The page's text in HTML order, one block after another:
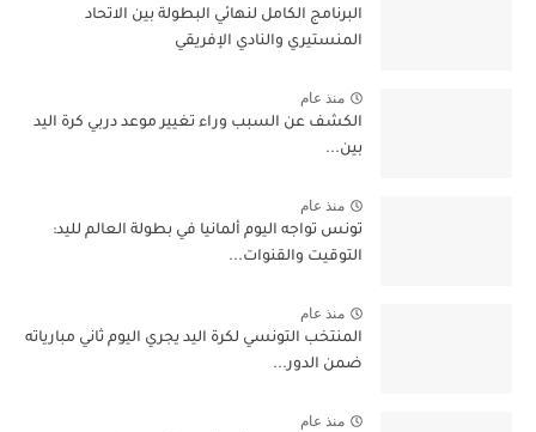
البرنامج الكامل لنهائي البطولة بين الاتحاد
المنستيري والنادي الإفريقي
منذ عام
الكشف عن السبب وراء تغيير موعد دربي كرة اليد
بين...
منذ عام
تونس تواجه اليوم ألمانيا في بطولة العالم لليد:
التوقيت والقنوات...
منذ عام
المنتخب التونسي لكرة اليد يجري اليوم ثاني مبارياته
ضمن الدور...
منذ عام